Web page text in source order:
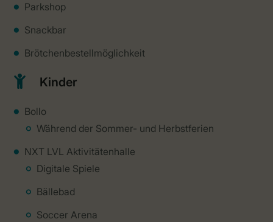
Parkshop
Snackbar
Brötchenbestellmöglichkeit
Kinder
Bollo
Während der Sommer- und Herbstferien
NXT LVL Aktivitätenhalle
Digitale Spiele
Bällebad
Soccer Arena